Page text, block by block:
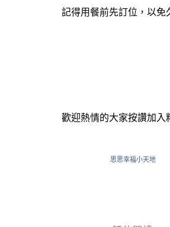
記得用餐前先訂位，以免
歡迎熱情的大家按讚加入
思思幸福小天地